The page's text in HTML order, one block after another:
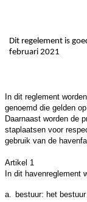
Dit regelement is
februari 2021
In dit reglement
genoemd die gelden
Daarnaast worden de
staplaatsen voor
gebruik van de
Artikel 1
In dit havenreglement
a. bestuur: het